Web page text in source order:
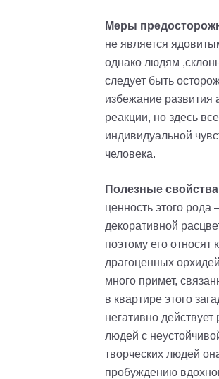
Меры
не является
однако людям
следует быть
избежание развития
реакции, но здесь
индивидуальной
человека.
Полезные
ценность этого рода
декоративной
поэтому его относят
драгоценных
много примет,
в квартире этого
негативно действует
людей с
творческих людей
пробуждению